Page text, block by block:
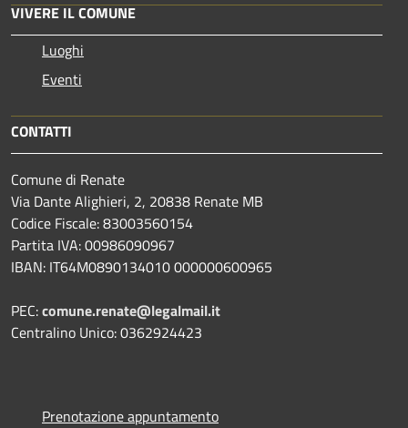
VIVERE IL COMUNE
Luoghi
Eventi
CONTATTI
Comune di Renate
Via Dante Alighieri, 2, 20838 Renate MB
Codice Fiscale: 83003560154
Partita IVA: 00986090967
IBAN: IT64M0890134010 000000600965
PEC:comune.renate@legalmail.it
Centralino Unico: 0362924423
Prenotazione appuntamento